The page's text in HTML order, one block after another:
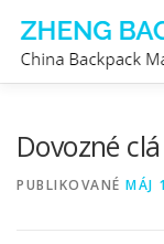
obsah
Dovozné
PUBLIKOVANÉ MÁJ